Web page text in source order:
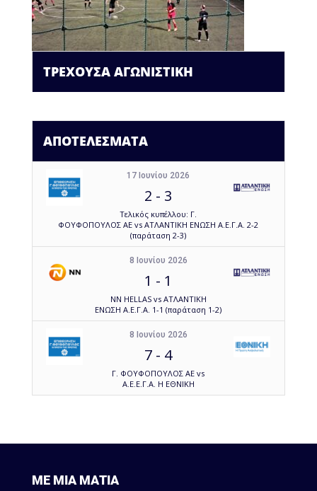
ΤΡΕΧΟΥΣΑ ΑΓΩΝΙΣΤΙΚΗ
ΑΠΟΤΕΛΕΣΜΑΤΑ
17 Ιουνίου 2026
2 - 3
Τελικός κυπέλλου: Γ.
ΦΟΥΦΟΠΟΥΛΟΣ ΑΕ vs ΑΤΛΑΝΤΙΚΗ ΕΝΩΣΗ Α.Ε.Γ.Α. 2-2
(παράταση 2-3)
8 Ιουνίου 2026
1 - 1
NN HELLAS vs ΑΤΛΑΝΤΙΚΗ
ΕΝΩΣΗ Α.Ε.Γ.Α. 1-1 (παράταση 1-2)
8 Ιουνίου 2026
7 - 4
Γ. ΦΟΥΦΟΠΟΥΛΟΣ ΑΕ vs
Α.Ε.Ε.Γ.Α. Η ΕΘΝΙΚΗ
ΜΕ ΜΙΑ ΜΑΤΙΑ